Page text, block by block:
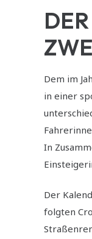
Dem im
in einer
In
Der
folgten